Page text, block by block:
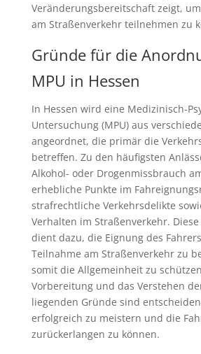
Veränderungsbereitschaft zeigt,
am Straßenverkehr teilnehmen zu
Gründe für die
MPU in Hessen
In Hessen wird eine Medizinisch-
Untersuchung (MPU) aus
angeordnet, die primär die
betreffen. Zu den häufigsten
Alkohol- oder Drogenmissbrauch
erhebliche Punkte im
strafrechtliche Verkehrsdelikte
Verhalten im Straßenverkehr.
dient dazu, die Eignung des
Teilnahme am Straßenverkehr zu
somit die Allgemeinheit zu
Vorbereitung und das Verstehen
liegenden Gründe sind
erfolgreich zu meistern und die
zurückerlangen zu können.